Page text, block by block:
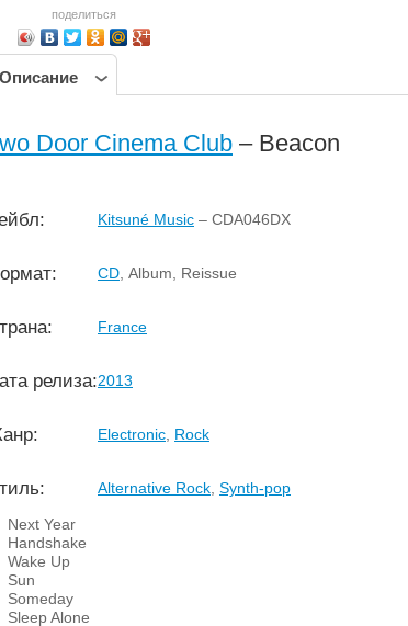
поделиться
Описание
Door Cinema Club – Beacon
Kitsuné Music – CDA046DX
CD , Album, Reissue
France
релиза:2013
Electronic Rock
Alternative Rock Synth-pop
Next Year
Handshake
Wake Up
Sun
Someday
Sleep Alone